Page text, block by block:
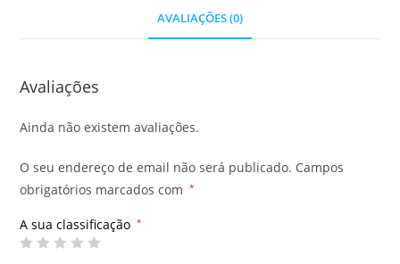
AVALIAÇÕES (0)
Avaliações
Ainda não existem avaliações.
O seu endereço de email não será publicado. Campos
obrigatórios marcados com
*
A sua classificação *